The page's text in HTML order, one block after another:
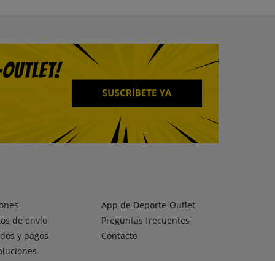
de envío
y pagos
App de Deporte-Outlet
Preguntas frecuentes
Contacto